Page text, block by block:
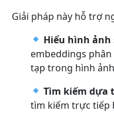
Giải pháp này hỗ trợ
Hiểu hình ảnh
embeddings
tạp trong hình
Tìm kiếm dựa
tìm kiếm trực tiếp